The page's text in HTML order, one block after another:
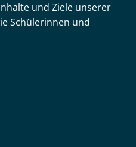
und Ziele unserer
Schülerinnen und